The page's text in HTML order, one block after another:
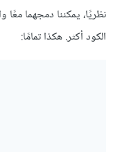
نظريًا، يمكننا دمجهما معًا
الكود أكثر. هكذا تمامًا: